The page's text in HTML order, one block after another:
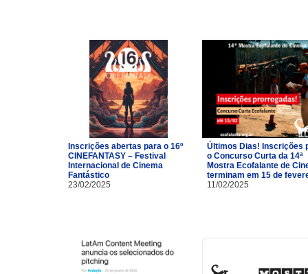
Inscrições abertas para o 16º
CINEFANTASY – Festival
Internacional de Cinema
Fantástico
23/02/2025
Últimos Dias! Inscrições
o Concurso Curta da 14ª
Mostra Ecofalante de
terminam em 15 de
11/02/2025